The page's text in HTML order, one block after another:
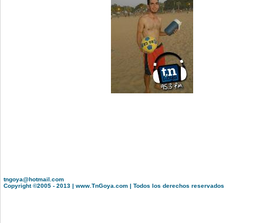
tngoya@hotmail.com
Copyright ©2005 - 2013 | www.TnGoya.com | Todos los derechos reservados